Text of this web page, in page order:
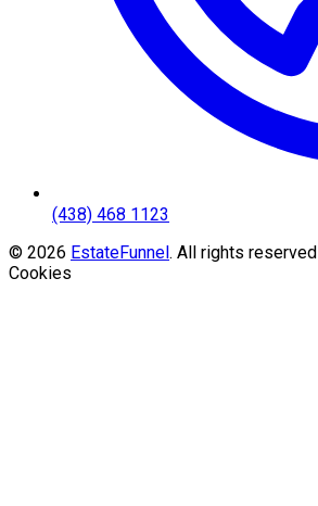
(438) 468 1123
© 2026 EstateFunnel. All rights reserved
Cookies